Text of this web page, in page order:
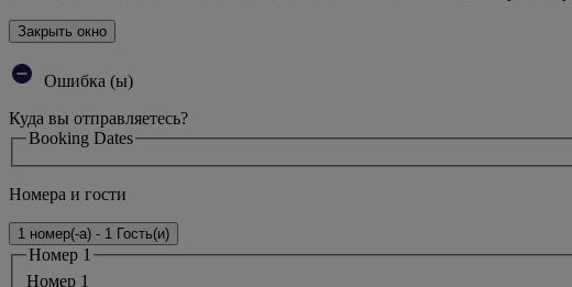
Закрыть окно
Ошибка (ы)
Куда вы отправляетесь?
Booking Dates
Номера и гости
1 номер(-а) - 1 Гость(и)
Номер 1
Номер 1